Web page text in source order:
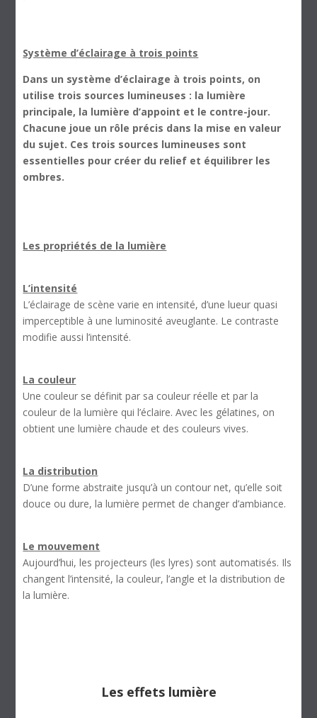
Système d’éclairage à trois points
Dans un système d’éclairage à trois points, on
utilise trois sources lumineuses : la lumière
principale, la lumière d’appoint et le contre-jour.
Chacune joue un rôle précis dans la mise en valeur
du sujet. Ces trois sources lumineuses sont
essentielles pour créer du relief et équilibrer les
ombres.
Les propriétés de la lumière
L’intensité
L’éclairage de scène varie en intensité, d’une lueur quasi
imperceptible à une luminosité aveuglante. Le contraste
modifie aussi l’intensité.
La couleur
Une couleur se définit par sa couleur réelle et par la
couleur de la lumière qui l’éclaire. Avec les gélatines, on
obtient une lumière chaude et des couleurs vives.
La distribution
D’une forme abstraite jusqu’à un contour net, qu’elle soit
douce ou dure, la lumière permet de changer d’ambiance.
Le mouvement
Aujourd’hui, les projecteurs (les lyres) sont automatisés. Ils
changent l’intensité, la couleur, l’angle et la distribution de
la lumière.
Les effets lumière